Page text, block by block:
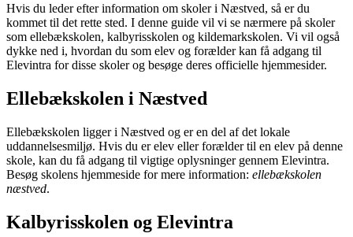
Hvis du leder efter information om skoler i Næstved, så er du
kommet til det rette sted. I denne guide vil vi se nærmere på skoler
som ellebækskolen, kalbyrisskolen og kildemarkskolen. Vi vil også
dykke ned i, hvordan du som elev og forælder kan få adgang til
Elevintra for disse skoler og besøge deres officielle hjemmesider.
Ellebækskolen i Næstved
Ellebækskolen ligger i Næstved og er en del af det lokale
uddannelsesmiljø. Hvis du er elev eller forælder til en elev på denne
skole, kan du få adgang til vigtige oplysninger gennem Elevintra.
Besøg skolens hjemmeside for mere information: ellebækskolen
næstved.
Kalbyrisskolen og Elevintra